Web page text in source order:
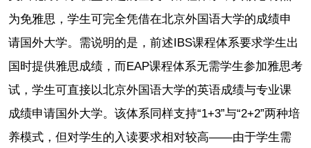
为免雅思，学生可完全凭借在北京外国语大学的成绩申
请国外大学。需说明的是，前述IBS课程体系要求学生出
国时提供雅思成绩，而EAP课程体系无需学生参加雅思考
试，学生可直接以北京外国语大学的英语成绩与专业课
成绩申请国外大学。该体系同样支持“1+3”与“2+2”两种培
养模式，但对学生的入读要求相对较高——由于学生需